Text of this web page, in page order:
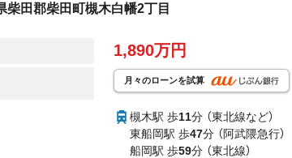
柴田郡柴田町槻木白幡2丁目
1,890万円
月々のローンを試算
槻木駅 歩11分 （東北線など）
東船岡駅 歩47分 （阿武隈急行）
船岡駅 歩59分 （東北線）